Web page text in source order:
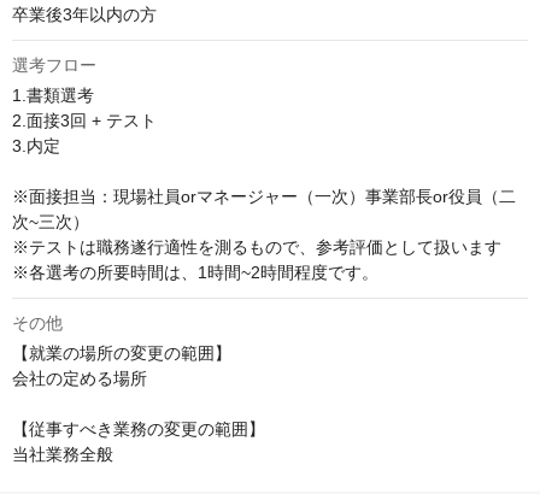
卒業後3年以内の方
選考フロー
1.書類選考
2.面接3回 + テスト
3.内定
※面接担当：現場社員orマネージャー（一次）事業部長or役員（二
次~三次）
※テストは職務遂行適性を測るもので、参考評価として扱います
※各選考の所要時間は、1時間~2時間程度です。
その他
【就業の場所の変更の範囲】
会社の定める場所
【従事すべき業務の変更の範囲】
当社業務全般